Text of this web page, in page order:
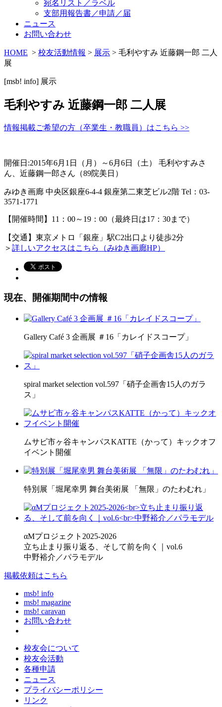
宛名リスト／ラベル
支部用報告書／申請／届
ニュース
お問い合わせ
HOME > 校友活動情報 > 展示 > 毛利やすみ 近藤鋼一郎 二人
展
[msb! info] 展示
毛利やすみ 近藤鋼一郎 二人展
情報掲載ご希望の方（卒業生・教職員）はこちら >>
開催日:2015年6月1日（月）～6月6日（土） 毛利やすみさ
ん、近藤鋼一郎さん（89院美日）
みゆき画廊 中央区銀座6-4-4 銀座第二東芝ビル2階 Tel：03-
3571-1771
【開催時間】11：00～19：00（最終日は17：30まで）
【交通】東京メトロ「銀座」駅C2出口より徒歩2分
＞ 詳しいアクセスはこちら（みゆき画廊HP）
現在、開催期間中の情報
Gallery Café 3 企画展 ＃16「カレイドスコープ」
spiral market selection vol.597「硝子企画舎15人のガラ
ス」
ムサビ市ヶ谷キャンパスKATTE（かって）キックオフ
イベント開催
特別展「堀尾幸男 舞台美術展 「無限」のたわむれ」
αMプロジェクト2025-2026
立ち止まり振り返る、そして前を向く｜vol.6
中野裕介／パラモデル
掲載依頼はこちら
msb! info
msb! magazine
msb! caravan
お問い合わせ
校友会について
校友会活動
各種申請
ニュース
プライバシーポリシー
リンク